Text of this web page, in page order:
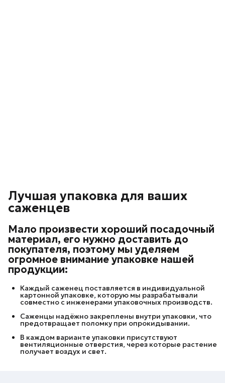
Лучшая упаковка для ваших
саженцев
Мало произвести хороший посадочный
материал, его нужно доставить до
покупателя, поэтому мы уделяем
огромное внимание упаковке нашей
продукции:
Каждый саженец поставляется в индивидуальной
картонной упаковке, которую мы разрабатывали
совместно с инженерами упаковочных производств.
Саженцы надёжно закреплены внутри упаковки, что
предотвращает поломку при опрокидывании.
В каждом варианте упаковки присутствуют
вентиляционные отверстия, через которые растение
получает воздух и свет.